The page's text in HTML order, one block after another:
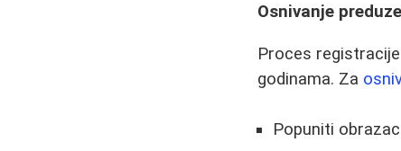
Osnivanje
Proces
godinama. Za
Popuniti